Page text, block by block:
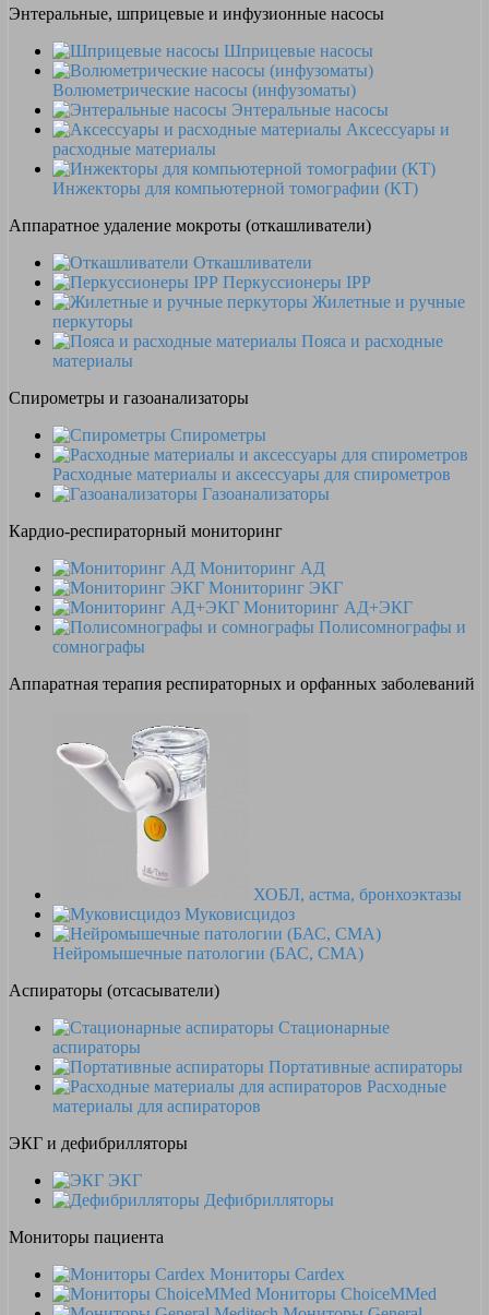
Энтеральные, шприцевые и инфузионные насосы
Шприцевые насосы
Волюметрические насосы (инфузоматы)
Энтеральные насосы
Аксессуары и
расходные материалы
Инжекторы для компьютерной томографии (КТ)
Аппаратное удаление мокроты (откашливатели)
Откашливатели
Перкуссионеры IPP
Жилетные и ручные
перкуторы
Пояса и расходные
материалы
Спирометры и газоанализаторы
Спирометры
Расходные материалы и аксессуары для спирометров
Газоанализаторы
Кардио-респираторный мониторинг
Мониторинг АД
Мониторинг ЭКГ
Мониторинг АД+ЭКГ
Полисомнографы и
сомнографы
Аппаратная терапия респираторных и орфанных заболеваний
ХОБЛ, астма, бронхоэктазы
Муковисцидоз
Нейромышечные патологии (БАС, СМА)
Аспираторы (отсасыватели)
Стационарные
аспираторы
Портативные аспираторы
Расходные
материалы для аспираторов
ЭКГ и дефибрилляторы
ЭКГ
Дефибрилляторы
Мониторы пациента
Мониторы Cardex
Мониторы ChoiceMMed